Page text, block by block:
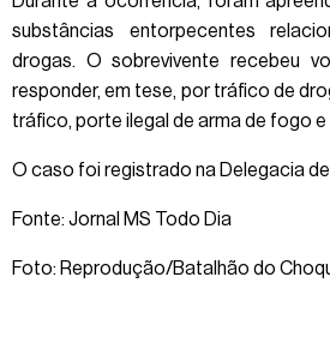
substâncias entorpecentes
drogas. O sobrevivente recebeu
responder, em tese, por tráfico de
tráfico, porte ilegal de arma de fogo
O caso foi registrado na Delegacia de
Fonte: Jornal MS Todo Dia
Foto: Reprodução/Batalhão do